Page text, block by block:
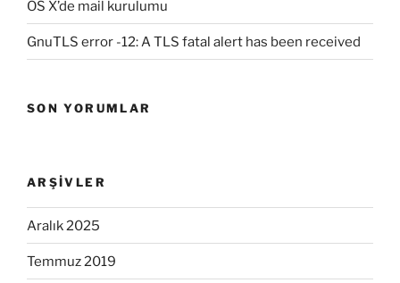
OS X’de mail kurulumu
GnuTLS error -12: A TLS fatal alert has been received
SON YORUMLAR
ARŞIVLER
Aralık 2025
Temmuz 2019